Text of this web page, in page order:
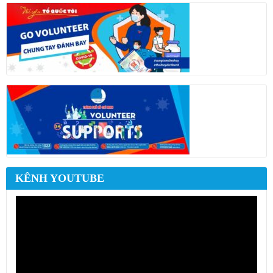
KÊNH YOUTUBE